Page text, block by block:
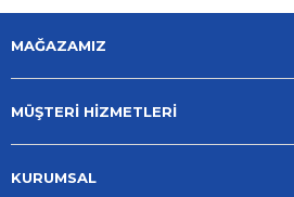
MAĞAZAMIZ
MÜŞTERİ HİZMETLERİ
KURUMSAL